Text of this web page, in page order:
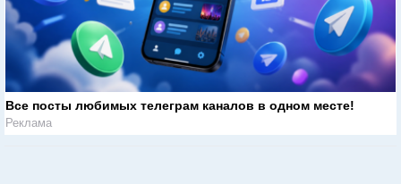
Все посты любимых телеграм каналов в одном месте!
Реклама